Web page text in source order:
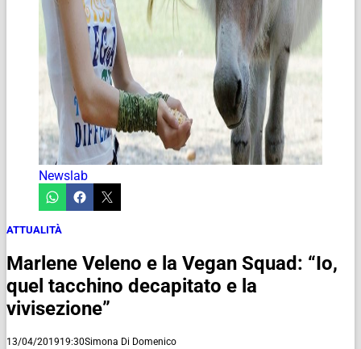
Newslab
ATTUALITÀ
Marlene Veleno e la Vegan Squad: “Io,
quel tacchino decapitato e la
vivisezione”
13/04/201919:30Simona Di Domenico